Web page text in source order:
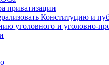
приватизации
Конституцию и
уголовного и уголовно-